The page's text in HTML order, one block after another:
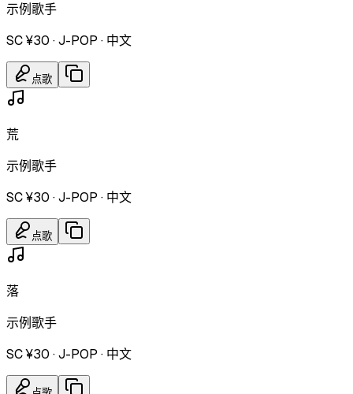
示例歌手
SC ¥30 ·J-POP · 中文
点歌
荒
示例歌手
SC ¥30 ·J-POP · 中文
点歌
落
示例歌手
SC ¥30 ·J-POP · 中文